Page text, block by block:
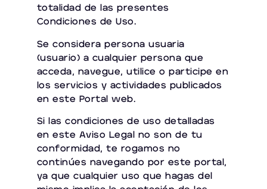
totalidad de las presentes
Condiciones de Uso.
Se considera persona usuaria
(usuario) a cualquier persona que
acceda, navegue, utilice o participe en
los servicios y actividades publicados
en este Portal web.
Si las condiciones de uso detalladas
en este Aviso Legal no son de tu
conformidad, te rogamos no
continúes navegando por este portal,
ya que cualquier uso que hagas del